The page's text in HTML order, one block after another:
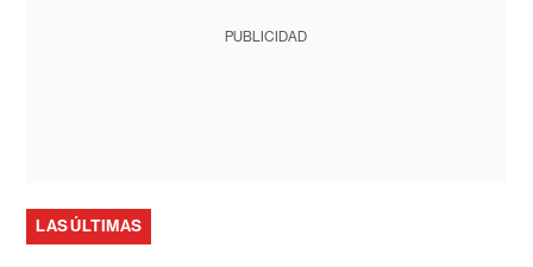
PUBLICIDAD
LAS ÚLTIMAS